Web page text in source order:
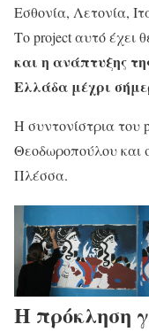
Εσθονία, Λετονία,
Το project αυτό έχει
και η ανάπτυξης
Ελλάδα μέχρι
Η συντονίστρια του
Θεοδωροπούλου και
Πλέσσα.
Η πρόκληση